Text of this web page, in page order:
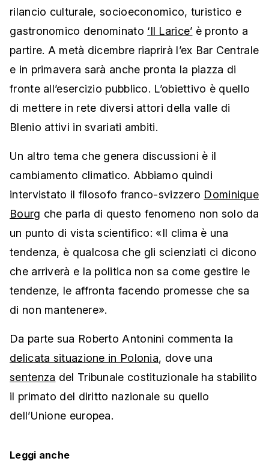
rilancio culturale, socioeconomico, turistico e
gastronomico denominato ‘Il Larice’ è pronto a
partire. A metà dicembre riaprirà l’ex Bar Centrale
e in primavera sarà anche pronta la piazza di
fronte all’esercizio pubblico. L’obiettivo è quello
di mettere in rete diversi attori della valle di
Blenio attivi in svariati ambiti.
Un altro tema che genera discussioni è il
cambiamento climatico. Abbiamo quindi
intervistato il filosofo franco-svizzero Dominique
Bourg che parla di questo fenomeno non solo da
un punto di vista scientifico: «Il clima è una
tendenza, è qualcosa che gli scienziati ci dicono
che arriverà e la politica non sa come gestire le
tendenze, le affronta facendo promesse che sa
di non mantenere».
Da parte sua Roberto Antonini commenta la
delicata situazione in Polonia, dove una
sentenza del Tribunale costituzionale ha stabilito
il primato del diritto nazionale su quello
dell’Unione europea.
Leggi anche